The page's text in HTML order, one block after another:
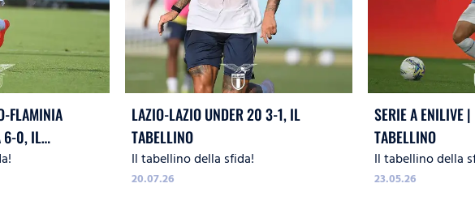
FLAMINIA
6-0, IL
LAZIO-LAZIO UNDER 20 3-1, IL
TABELLINO
Il tabellino della sfida!
20.07.26
SERIE A ENILIVE
TABELLINO
Il tabellino della
23.05.26